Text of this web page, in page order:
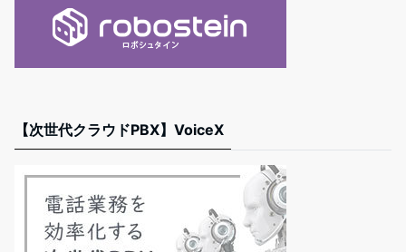
【次世代クラウドPBX】VoiceX